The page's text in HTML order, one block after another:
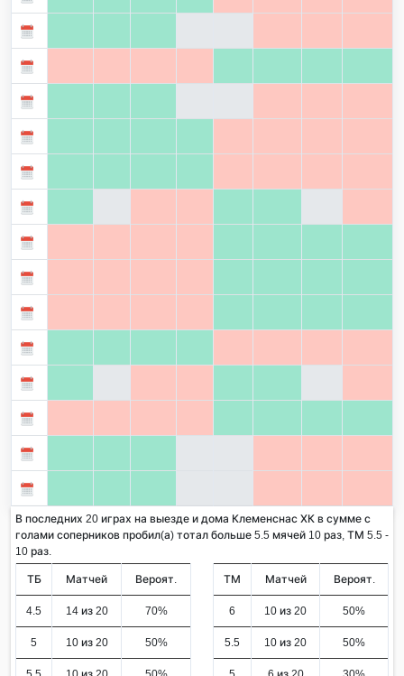
В последних 20 играх на выезде и дома Клеменснас ХК в сумме с
голами соперников пробил(а) тотал больше 5.5 мячей 10 раз, ТМ 5.5 -
10 раз.
ТБ Матчей Вероят.
4.5 14 из 20 70%
5 10 из 20 50%
ТМ Матчей Вероят.
6 10 из 20 50%
5.5 10 из 20 50%